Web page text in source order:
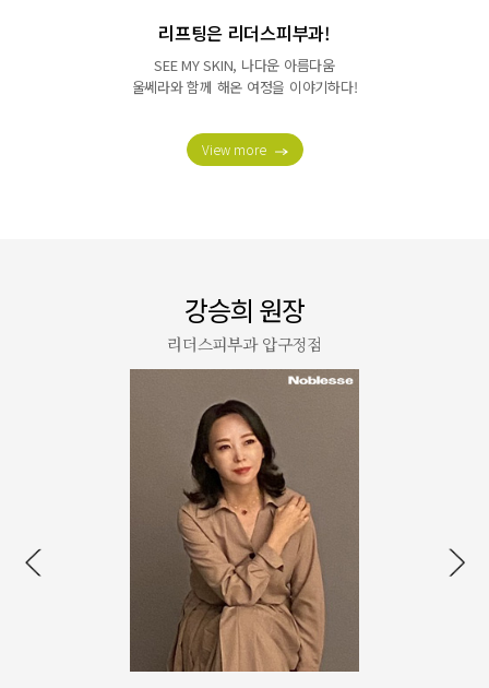
리프팅은 리더스피부과!
SEE MY SKIN, 나다운 아름다움
울쎄라와 함께 해온 여정을 이야기하다!
View more
강승희 원장
리더스피부과 압구정점